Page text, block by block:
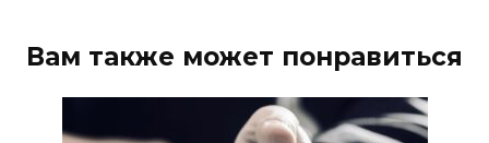
Вам также может понравиться